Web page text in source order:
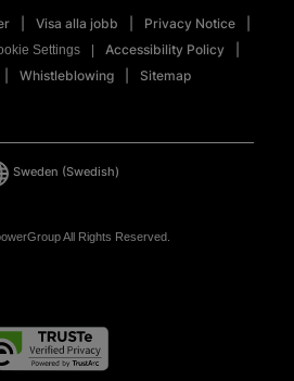
Visa alla jobb
Privacy Notice
Settings
Accessibility Policy
Whistleblowing Sitemap
All Rights Reserved.
Sweden (Swedish)